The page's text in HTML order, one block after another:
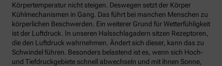
Körpertemperatur nicht steigen. Deswegen setzt der Körper
Kühlmechanismen in Gang. Das führt bei manchen Menschen zu
körperlichen Beschwerden. Ein weiterer Grund für Wetterfühligkeit
ist der Luftdruck. In unseren Halsschlagadern sitzen Rezeptoren,
die den Luftdruck wahrnehmen. Ändert sich dieser, kann das zu
Schwindel führen. Besonders belastend ist es, wenn sich Hoch-
und Tiefdruckgebiete schnell abwechseln und mit ihnen Sonne,